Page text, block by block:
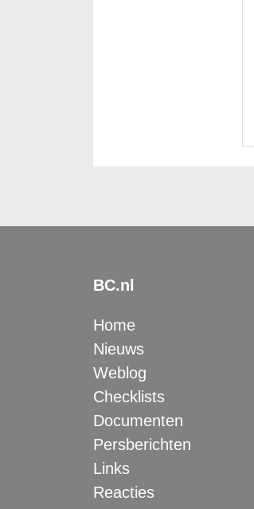
BC.nl
Home
Nieuws
Weblog
Checklists
Documenten
Persberichten
Links
Reacties